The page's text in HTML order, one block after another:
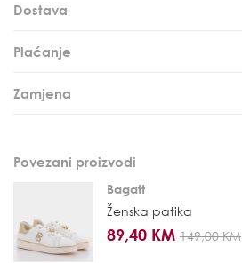
Dostava
Plaćanje
Zamjena
Povezani proizvodi
Bagatt
Ženska patika
89,40 KM 149,00 KM